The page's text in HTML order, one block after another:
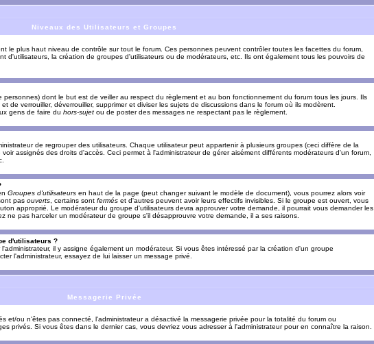
Niveaux des Utilisateurs et Groupes
le plus haut niveau de contrôle sur tout le forum. Ces personnes peuvent contrôler toutes les facettes du forum,
d'utilisateurs, la création de groupes d'utilisateurs ou de modérateurs, etc. Ils ont également tous les pouvoirs de
dont le but est de veiller au respect du règlement et au bon fonctionnement du forum tous les jours. Ils
de verrouiller, déverrouiller, supprimer et diviser les sujets de discussions dans le forum où ils modèrent.
gens de faire du hors-sujet ou de poster des messages ne respectant pas le règlement.
de regrouper des utilisateurs. Chaque utilisateur peut appartenir à plusieurs groupes (ceci diffère de la
assignés des droits d'accès. Ceci permet à l'administrateur de gérer aisément différents modérateurs d'un forum,
Groupes d'utilisateurs en haut de la page (peut changer suivant le modèle de document), vous pourrez alors voir
pas ouverts , certains sont fermés et d'autres peuvent avoir leurs effectifs invisibles. Si le groupe est ouvert, vous
approprié. Le modérateur du groupe d'utilisateurs devra approuver votre demande, il pourrait vous demander les
ne pas harceler un modérateur de groupe s'il désapprouvre votre demande, il a ses raisons.
d'utilisateurs ?
il y assigne également un modérateur. Si vous êtes intéressé par la création d'un groupe
l'administrateur, essayez de lui laisser un message privé.
Messagerie Privée
et/ou n'êtes pas connecté, l'administrateur a désactivé la messagerie privée pour la totalité du forum ou
privés. Si vous êtes dans le dernier cas, vous devriez vous adresser à l'administrateur pour en connaître la raison.